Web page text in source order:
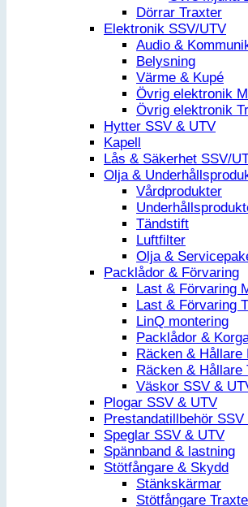
Dörrar Traxter
Elektronik SSV/UTV
Audio &
Belysning
Värme & Kupé
Övrig elektronik
Övrig elektronik
Hytter SSV & UTV
Kapell
Lås & Säkerhet SSV/
Olja &
Vårdprodukter
Tändstift
Luftfilter
Olja &
Packlådor & Förvaring
Last & Förvaring
Last & Förvaring
LinQ montering
Packlådor &
Räcken & Hållare
Räcken & Hållare
Väskor SSV &
Plogar SSV & UTV
Prestandatillbehör SSV
Speglar SSV & UTV
Spännband & lastning
Stötfångare & Skydd
Stänkskärmar
Stötfångare